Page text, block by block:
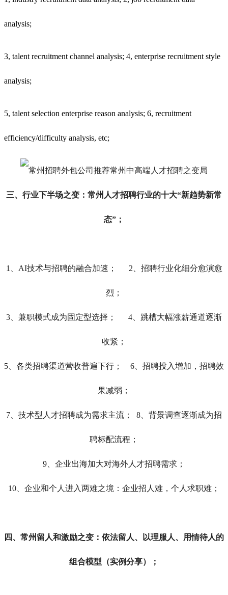
analysis;
3, talent recruitment channel analysis; 4, enterprise recruitment style
analysis;
5, talent selection enterprise reason analysis; 6, recruitment
efficiency/difficulty analysis, etc;
三、行业下半场之变： 常州 人才招聘行业的十大“新趋势新常
态”；
1、AI技术与招聘的融合加速； 2、招聘行业化细分愈演愈
烈；
3、兼职模式成为固定型选择； 4、跳槽大幅涨薪通道逐渐
收紧；
5、各类招聘渠道营收普遍下行； 6、招聘投入增加，招聘效
果减弱；
7、技术型人才招聘成为需求主流； 8、背景调查逐渐成为招
聘标配流程；
9、企业出海加大对海外人才招聘需求；
10、企业和个人进入两难之境：企业招人难，个人求职难；
四、 常州 留人和激励之变：依法留人、以理服人、用情待人的
组合模型（实例分享）；